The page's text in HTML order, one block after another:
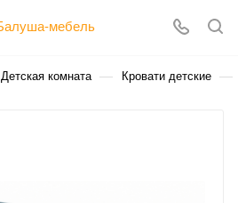
Детская комната — Кровати детские —